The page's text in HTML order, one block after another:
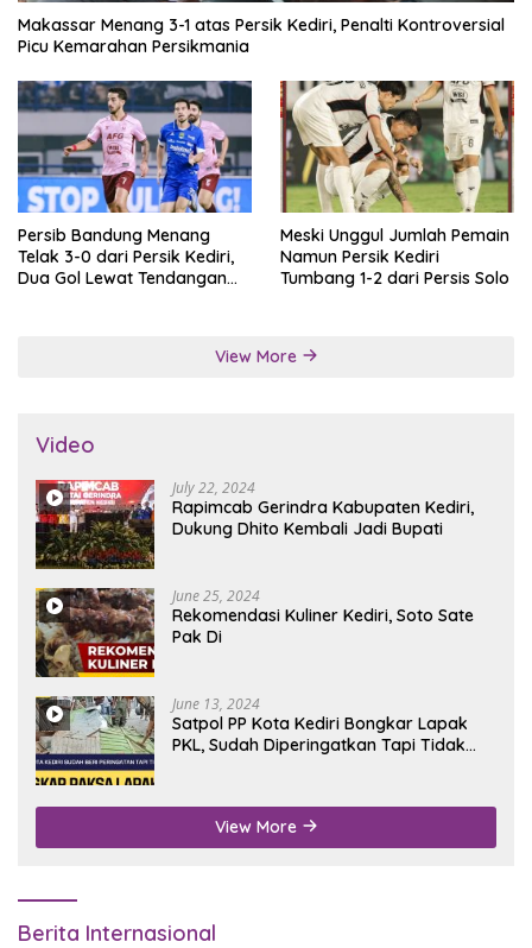
Makassar Menang 3-1 atas Persik Kediri, Penalti Kontroversial
Picu Kemarahan Persikmania
Persib Bandung Menang
Telak 3-0 dari Persik Kediri,
Dua Gol Lewat Tendangan
Meski Unggul Jumlah Pemain
Namun Persik Kediri
Tumbang 1-2 dari Persis Solo
View More
Video
July 22, 2024
Rapimcab Gerindra Kabupaten Kediri,
Dukung Dhito Kembali Jadi Bupati
June 25, 2024
Rekomendasi Kuliner Kediri, Soto Sate
Pak Di
June 13, 2024
Satpol PP Kota Kediri Bongkar Lapak
PKL, Sudah Diperingatkan Tapi Tidak
View More
Berita Internasional